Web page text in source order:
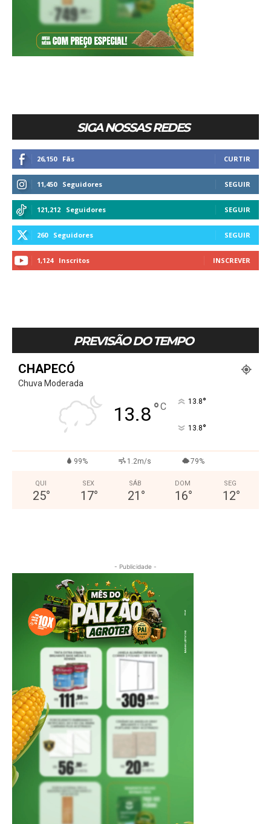
SIGA NOSSAS REDES
26,150 Fãs CURTIR
11,450 Seguidores SEGUIR
121,212 Seguidores SEGUIR
260 Seguidores SEGUIR
1,124 Inscritos INSCREVER
PREVISÃO DO TEMPO
CHAPECÓ
Chuva Moderada
13.8°C 13.8°
13.8°
99% 1.2m/s 79%
QUI
25°
SEX
17°
SÁB
21 °
DOM
16°
SEG
12°
- Publicidade -